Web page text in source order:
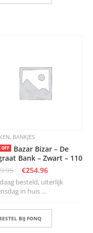
, BANKJES
OFF
Bazar Bizar – De
Bank – Zwart – 110
€254.96
besteld, uiterlijk
in huis ...
BIJ FONQ